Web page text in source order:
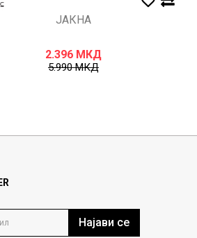
ЈАКНА
2.396 МКД
5.990МКД
Најави се